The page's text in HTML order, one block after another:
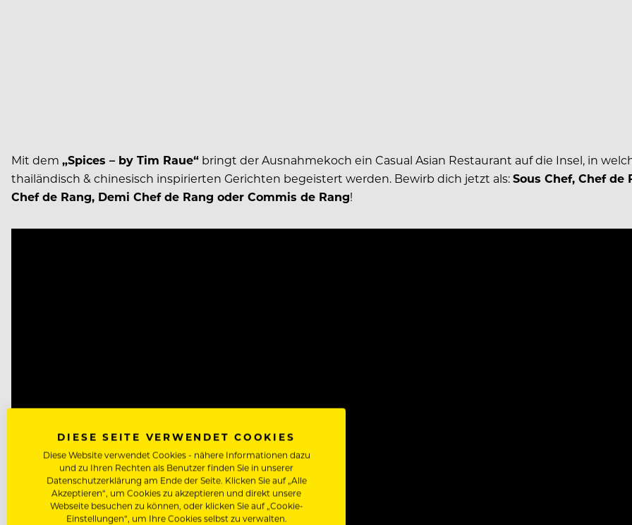
Mit dem „Spices – by Tim Raue“ bringt der Ausnahmekoch ein Casual Asian Restaurant auf die Insel, in
thailändisch & chinesisch inspirierten Gerichten begeistert werden. Bewirb dich jetzt als:Sous Chef, Chef
Chef de Rang, Demi Chef de Rang oder Commis de Rang!
DIESE SEITE VERWENDET COOKIES
Diese Website verwendet Cookies - nähere Informationen dazu
und zu Ihren Rechten als Benutzer finden Sie in unserer
Datenschutzerklärung am Ende der Seite. Klicken Sie auf „Alle
Akzeptieren“, um Cookies zu akzeptieren und direkt unsere
Webseite besuchen zu können, oder klicken Sie auf „Cookie-
Einstellungen“, um Ihre Cookies selbst zu verwalten.